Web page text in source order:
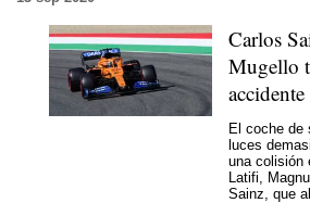
Carlos
Mugello
El coche de
luces
una colisión
Latifi,
Sainz, que